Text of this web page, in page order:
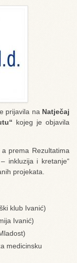
prijavila na Natječaj
kojeg je objavila
prema Rezultatima
inkluzija i kretanje“
projekata.
klub Ivanić)
Ivanić)
medicinsku